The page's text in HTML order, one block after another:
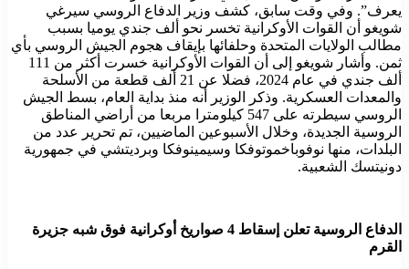
يعرف”. وفي وقت سابق، كشف وزير الدفاع الروسي سيرغي
شويغو أن القوات الأوكرانية تخسر نحو ألف جندي يوميا بسبب
مطالب الولايات المتحدة وحلفائها بإيقاف هجوم الجيش الروسي بأي
ثمن. وأشار شويغو إلى أن القوات الأوكرانية خسرت أكثر من 111
ألف جندي في عام 2024، فضلا عن 21 ألف قطعة من الأسلحة
والمعدات العسكرية. وذكر الوزير أنه منذ بداية العام، بسط الجيش
الروسي سيطرته على 547 كيلومترا مربعا من أراضي المناطق
الروسية الجديدة، وخلال الأسبوعين الماضيين، تم تحرير عدد من
البلدات، منها نوفوباخموتوفكا وسيمينوفكا وبرديتشي في جمهورية
دونيتسك الشعبية.
الدفاع الروسية تعلن إسقاط 4 صواريخ أوكرانية فوق شبه جزيرة
القرم